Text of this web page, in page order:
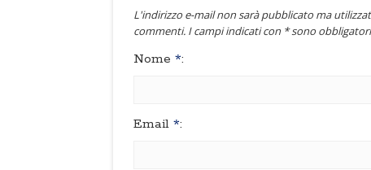
L'indirizzo e-mail non sarà pubblicato ma
commenti. I campi indicati con * sono
Nome *:
Email *: